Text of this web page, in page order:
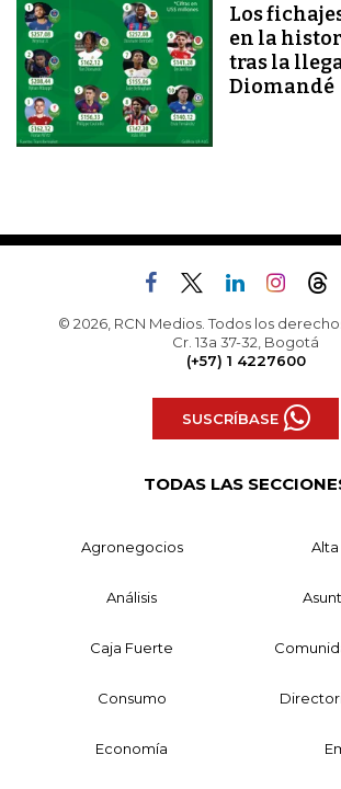
Los
en la
tras la
Diomandé
© 2026, RCN Medios. Todos los
Cr. 13a 37-32, Bogotá
(+57) 1 4227600
SUSCRÍBASE
TODAS LAS
Agronegocios
Análisis
Caja Fuerte
Consumo
Economía